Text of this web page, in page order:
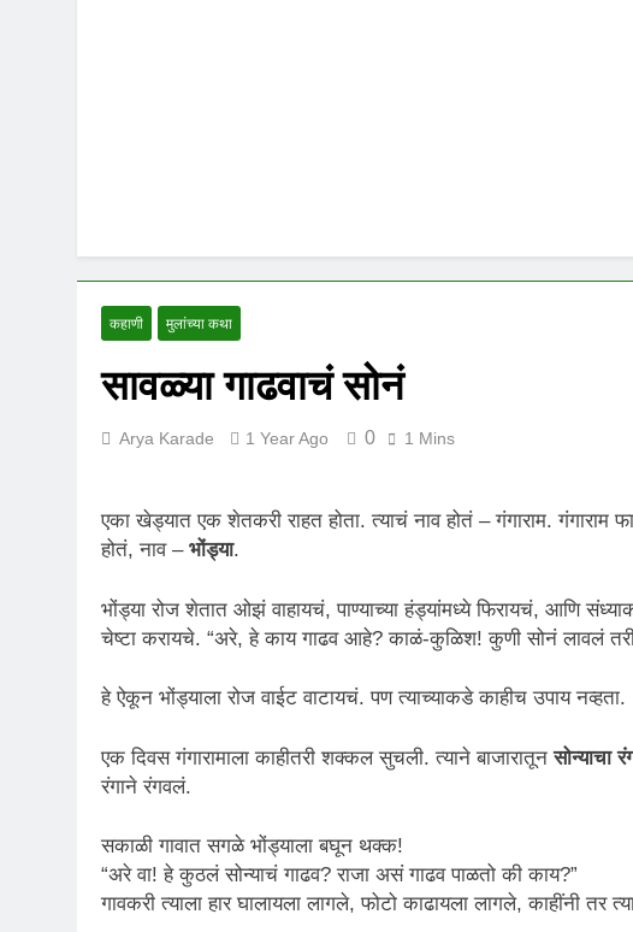
कहाणी मुलांच्या कथा
सावळ्या गाढवाचं सोनं
Arya Karade 1 Year Ago 0 1 Mins
एका खेड्यात एक शेतकरी राहत होता. त्याचं नाव होतं – गंगाराम. गंगाराम
होतं, नाव – भोंड्या.
भोंड्या रोज शेतात ओझं वाहायचं, पाण्याच्या हंड्यांमध्ये फिरायचं, आणि
चेष्टा करायचे. “अरे, हे काय गाढव आहे? काळं-कुळिश! कुणी सोनं लावलं तरी
हे ऐकून भोंड्याला रोज वाईट वाटायचं. पण त्याच्याकडे काहीच उपाय नव्हता.
एक दिवस गंगारामाला काहीतरी शक्कल सुचली. त्याने बाजारातूनसोन्याचा
रंगाने रंगवलं.
सकाळी गावात सगळे भोंड्याला बघून थक्क!
“अरे वा! हे कुठलं सोन्याचं गाढव? राजा असं गाढव पाळतो की काय?”
गावकरी त्याला हार घालायला लागले, फोटो काढायला लागले, काहींनी तर